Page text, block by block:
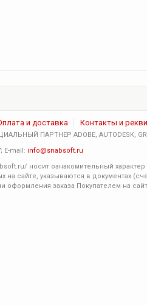
и доставка Контакты и
ПАРТНЕР ADOBE, AUTODESK,
; E-mail: info@snabsoft.ru
носит ознакомительный
на сайте, указываются в документах
оформления заказа Покупателем на